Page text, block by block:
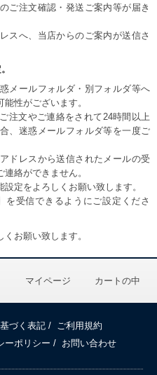
ご注文確認・発送ご案内等が届き
スへ、当店からのご案内が送信さ
メールフォルダ・別フォルダ等へ
性がございます。
注文やご連絡をされて24時間以上
、迷惑メールフォルダ等を一度ご
ドレスから送信されたメールの受
絡ができません。
定をよろしくお願い致します。
を受信できるようにご設定くださ
お願い致します。
マイページ カートの中
づく表記 /
ご利用規約
ーポリシー / お問い合わせ